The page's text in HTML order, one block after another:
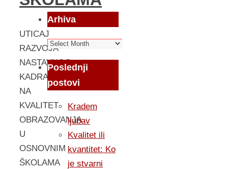
UTICAJ
RAZVOJA
NASTAVNOG
KADRA
NA
KVALITET
OBRAZOVANJA
U
OSNOVNIM
ŠKOLAMA
Arhiva
Arhiva
Poslednji
postovi
Kradem
ljubav
Kvalitet ili
kvantitet: Ko
je stvarni